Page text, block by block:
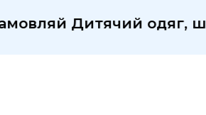
Дитячий одяг,